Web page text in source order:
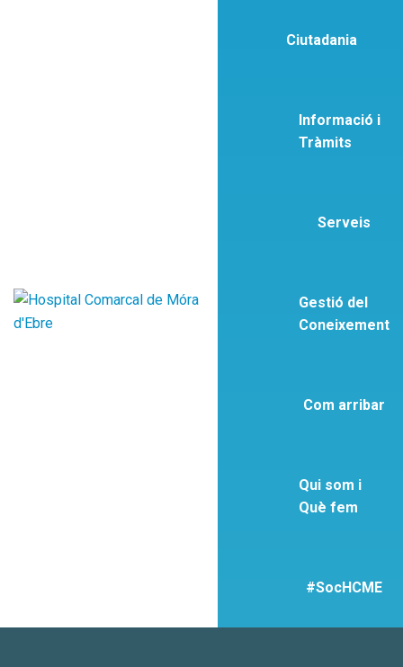
Ciutadania
Informació i
Tràmits
Serveis
Gestió del
Coneixement
Com arribar
Qui som i
Què fem
#SocHCME